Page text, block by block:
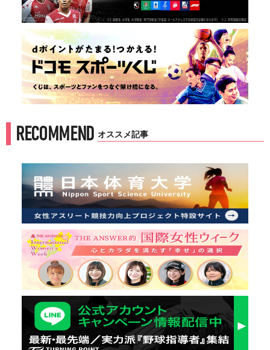
RECOMMEND オススメ記事